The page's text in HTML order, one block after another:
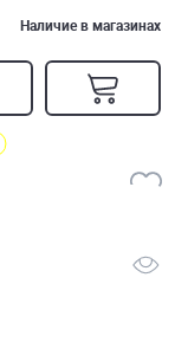
Наличие в магазинах